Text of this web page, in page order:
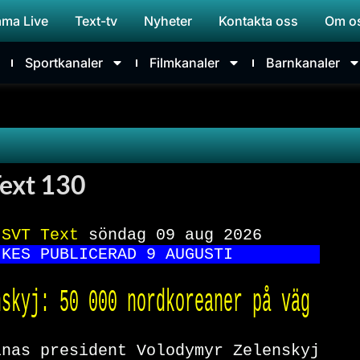
Live Text-tv Nyheter Kontakta oss Om
Sportkanaler Filmkanaler Barnkanaler
130
SVT Text söndag 09 aug 2026
PUBLICERAD 9 AUGUSTI
50 000 nordkoreaner på väg
president Volodymyr Zelenskyj